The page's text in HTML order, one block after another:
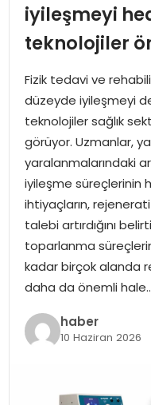
SPOR
SPOR
EĞITIM
OTOMOBIL
TEKNOLOJI
EKONOMI
iyileşmeyi
teknolojiler
Fizik tedavi ve
düzeyde iyileşmeyi
teknolojiler sağlık
görüyor. Uzmanlar,
yaralanmalarındaki
iyileşme süreçlerinin
ihtiyaçların,
talebi artırdığını
toparlanma
kadar birçok alanda
daha da önemli
haber
10 Haziran 2026